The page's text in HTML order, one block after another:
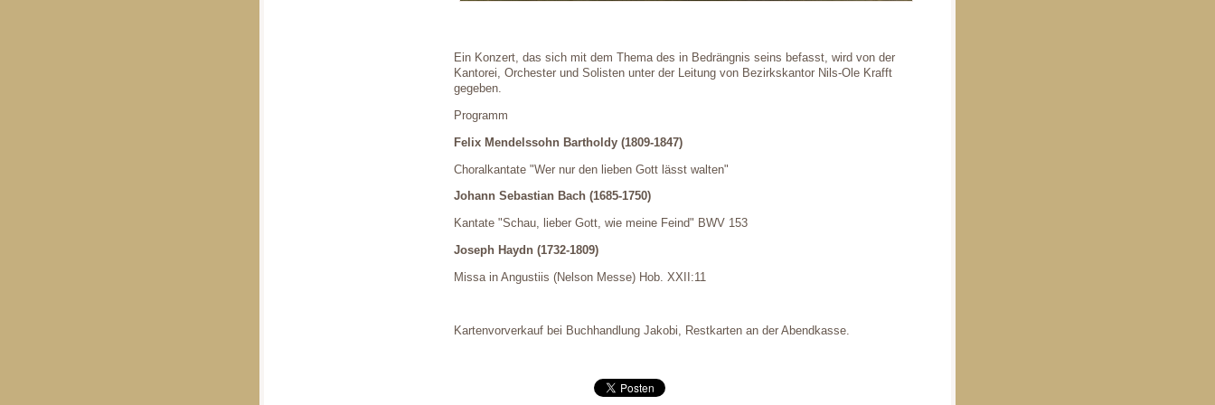
Ein Konzert, das sich mit dem Thema des in Bedrängnis seins befasst, wird von der
Kantorei, Orchester und Solisten unter der Leitung von Bezirkskantor Nils-Ole Krafft
gegeben.
Programm
Felix Mendelssohn Bartholdy (1809-1847)
Choralkantate "Wer nur den lieben Gott lässt walten"
Johann Sebastian Bach (1685-1750)
Kantate "Schau, lieber Gott, wie meine Feind" BWV 153
Joseph Haydn (1732-1809)
Missa in Angustiis (Nelson Messe) Hob. XXII:11
Kartenvorverkauf bei Buchhandlung Jakobi, Restkarten an der Abendkasse.